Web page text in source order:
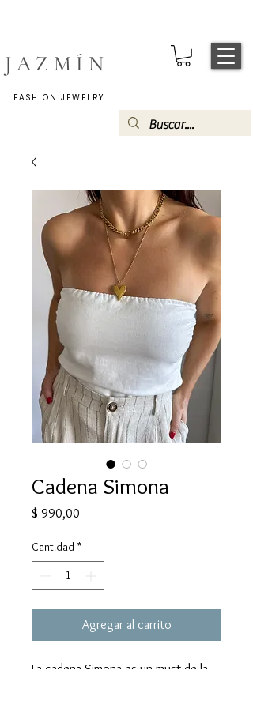
JAZMÍN
FASHION JEWELRY
Cadena Simona
$ 990,00
Cantidad *
Agregar al carrito
La cadena Simona es un must de la